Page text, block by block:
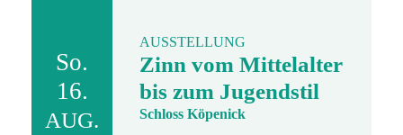
So.
16.
AUG.
AUSSTELLUNG
Zinn vom Mittelalter
bis zum Jugendstil
Schloss Köpenick